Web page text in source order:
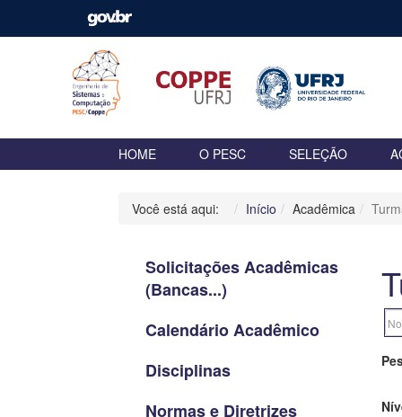
HOME O PESC SELEÇÃO
Você está aqui: Início Acadêmica
Solicitações Acadêmicas
(Bancas...)
Calendário Acadêmico
Disciplinas
Normas e Diretrizes